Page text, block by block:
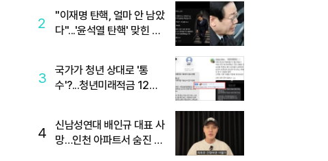
2
"이재명 탄핵, 얼마 안 남았
다"...'윤석열 탄핵' 맞힌 무
3
국가가 청년 상대로 '통
수'?...청년미래적금 12%
4
신남성연대 배인규 대표 사
망…인천 아파트서 숨진 채